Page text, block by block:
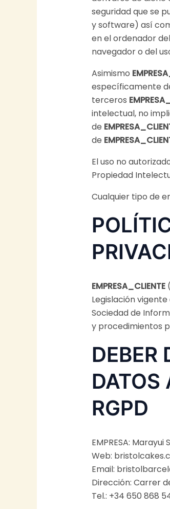
seguridad que se
y software) así
en el ordenador
navegador o del
Asimismo
específicamente
terceros
intelectual, no
de
de
El uso no
Propiedad
Cualquier tipo de
EMPRESA_CLIENTE
Legislación
Sociedad de
y procedimientos
DEBER
DATOS
RGPD
EMPRESA: Marayui
Web:
Email:
Dirección: Carrer
Tel.: +34 650 868